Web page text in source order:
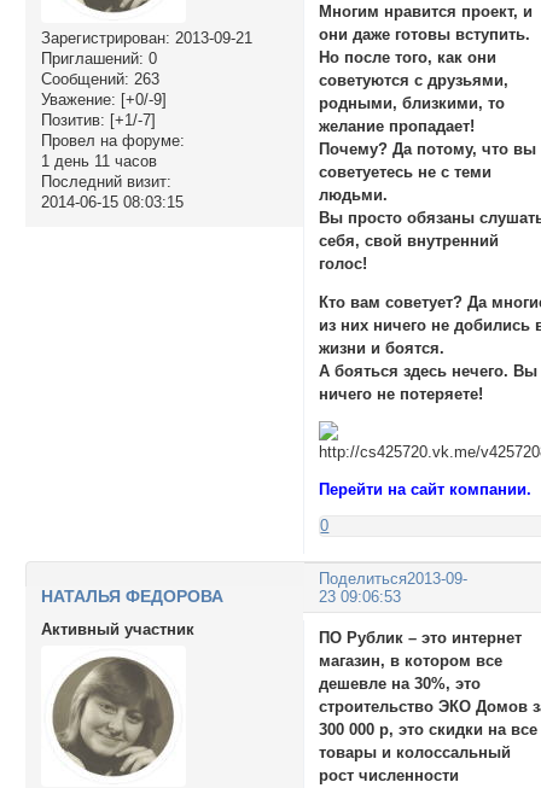
Зарегистрирован: 2013-09-21
Приглашений: 0
Сообщений: 263
Уважение: [+0/-9]
Позитив: [+1/-7]
Провел на форуме:
1 день 11 часов
Последний визит:
2014-06-15 08:03:15
Многим нравится проект, и
они даже готовы вступить.
Но после того, как они
советуются с друзьями,
родными, близкими, то
желание пропадает!
Почему? Да потому, что вы
советуетесь не с теми
людьми.
Вы просто обязаны
себя, свой внутренний
голос!
Кто вам советует? Да
из них ничего не добились
жизни и боятся.
А бояться здесь нечего. Вы
ничего не потеряете!
Перейти на сайт компании.
0
Поделиться2013-09-
23 09:06:53
НАТАЛЬЯ ФЕДОРОВА
Активный участник
ПО Рублик – это интернет
магазин, в котором все
дешевле на 30%, это
строительство ЭКО Домов
300 000 р, это скидки на все
товары и колоссальный
рост численности